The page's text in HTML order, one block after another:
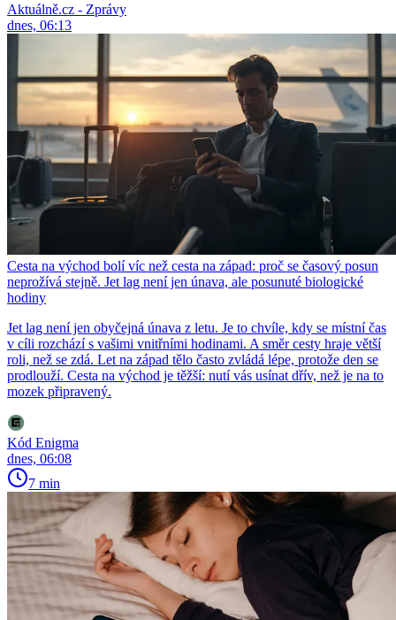
Aktuálně.cz - Zprávy
dnes, 06:13
Cesta na východ bolí víc než cesta na západ: proč se časový posun
neprožívá stejně. Jet lag není jen únava, ale posunuté biologické
hodiny
Jet lag není jen obyčejná únava z letu. Je to chvíle, kdy se místní čas
v cíli rozchází s vašimi vnitřními hodinami. A směr cesty hraje větší
roli, než se zdá. Let na západ tělo často zvládá lépe, protože den se
prodlouží. Cesta na východ je těžší: nutí vás usínat dřív, než je na to
mozek připravený.
Kód Enigma
dnes, 06:08
7 min